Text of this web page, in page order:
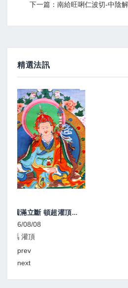
下一篇：南給旺唎仁波切-中陰
精選法訊
大圓滿灌頂、教學
2026/08/08
寧瑪 灌頂
prev
next